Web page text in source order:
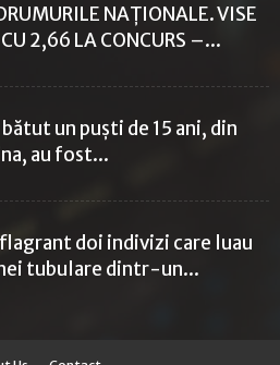
NAȚIONALE. VISE
2,66 LA CONCURS –...
un puști de 15 ani, din
au fost...
doi indivizi care luau
tubulare dintr-un...